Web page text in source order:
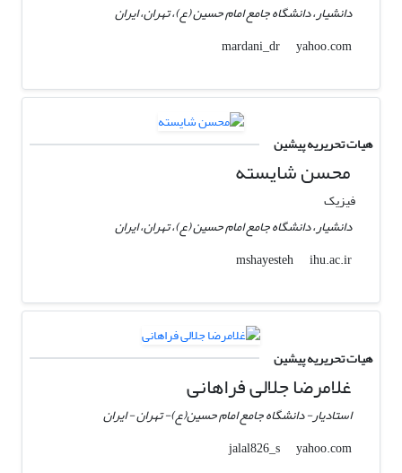
دانشیار، دانشگاه جامع امام حسین (ع)، تهران، ایران
mardani_dr
yahoo.com
هیات تحریریه پیشین
محسن شایسته
فیزیک
دانشیار، دانشگاه جامع امام حسین (ع)، تهران، ایران
mshayesteh
ihu.ac.ir
هیات تحریریه پیشین
غلامرضا جلالی فراهانی
استادیار- دانشگاه جامع امام حسین(ع)- تهران - ایران
jalal826_s
yahoo.com